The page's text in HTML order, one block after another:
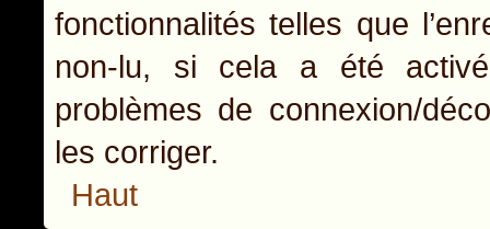
fonctionnalités telles que
non-lu, si cela a été
problèmes de connexion/
les corriger.
Haut